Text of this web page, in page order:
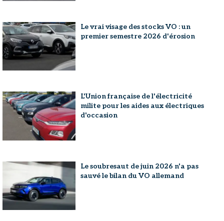
Le vrai visage des stocks VO : un
premier semestre 2026 d'érosion
L'Union française de l'électricité
milite pour les aides aux électriques
d'occasion
Le soubresaut de juin 2026 n'a pas
sauvé le bilan du VO allemand